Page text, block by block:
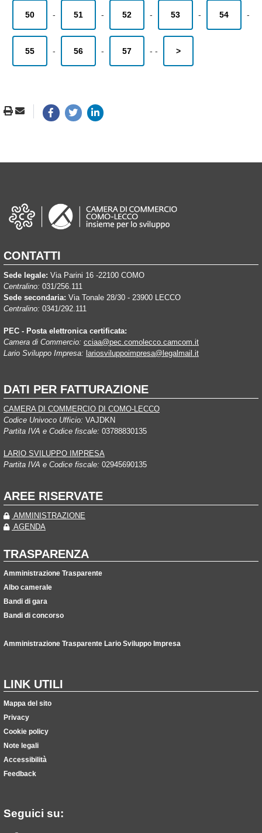
50 - 51 - 52 - 53 - 54 -
55 - 56 - 57 - - >
CONTATTI
Sede legale: Via Parini 16 -22100 COMO
Centralino: 031/256.111
Sede secondaria: Via Tonale 28/30 - 23900 LECCO
Centralino: 0341/292.111
PEC - Posta elettronica certificata:
Camera di Commercio: cciaa@pec.comolecco.camcom.it
Lario Sviluppo Impresa: lariosviluppoimpresa@legalmail.it
DATI PER FATTURAZIONE
CAMERA DI COMMERCIO DI COMO-LECCO
Codice Univoco Ufficio: VAJDKN
Partita IVA e Codice fiscale: 03788830135
LARIO SVILUPPO IMPRESA
Partita IVA e Codice fiscale: 02945690135
AREE RISERVATE
AMMINISTRAZIONE
AGENDA
TRASPARENZA
Amministrazione Trasparente
Albo camerale
Bandi di gara
Bandi di concorso
Amministrazione Trasparente Lario Sviluppo Impresa
LINK UTILI
Mappa del sito
Privacy
Cookie policy
Note legali
Accessibilità
Feedback
Seguici su: